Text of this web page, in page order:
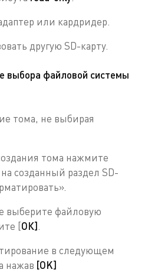
или кардридер.
другую SD-карту.
выбора файловой системы
тома, не выбирая
тома нажмите
созданный раздел SD-
выберите файловую
[ОК].
в следующем
нажав [OK]